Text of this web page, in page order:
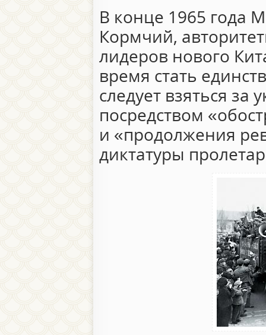
В конце 1965 года
Кормчий,
лидеров нового
время стать
следует взяться за
посредством
и «продолжения
диктатуры